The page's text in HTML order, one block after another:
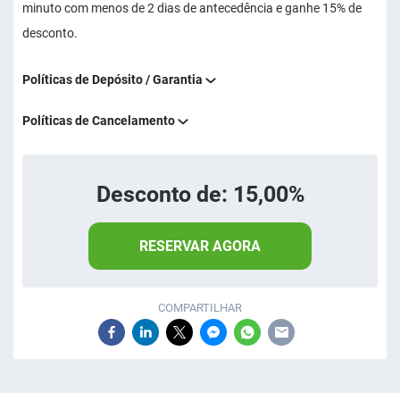
minuto com menos de 2 dias de antecedência e ganhe 15% de
desconto.
Políticas de Depósito / Garantia
Políticas de Cancelamento
Desconto de: 15,00%
RESERVAR AGORA
COMPARTILHAR